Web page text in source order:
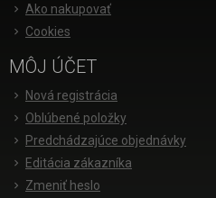
Ako nakupovať
Cookies
MÔJ ÚČET
Nová registrácia
Oblúbené položky
Predchádzajúce objednávky
Editácia zákazníka
Zmeniť heslo